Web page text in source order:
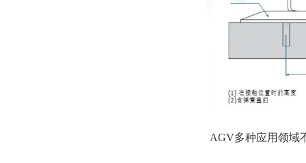
AGV多种应用领域